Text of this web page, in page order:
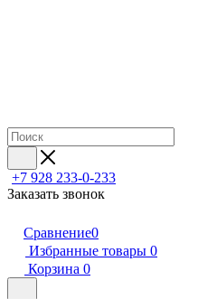
+7 928 233-0-233
Заказать звонок
Сравнение0
Избранные товары 0
Корзина 0